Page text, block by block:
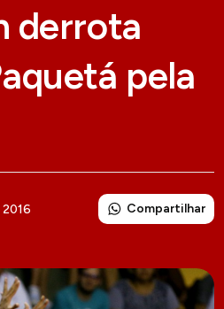
derrota
pela
Compartilhar